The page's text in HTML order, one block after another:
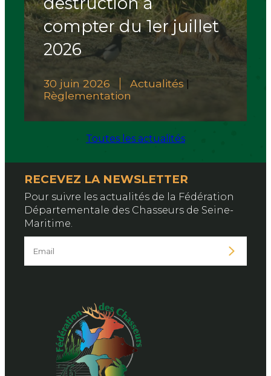
compter du 1er juillet
2026
30 juin 2026 Actualités
Règlementation
Toutes les actualités
RECEVEZ LA NEWSLETTER
Pour suivre les actualités de la Fédération
Départementale des Chasseurs de Seine-
Maritime.